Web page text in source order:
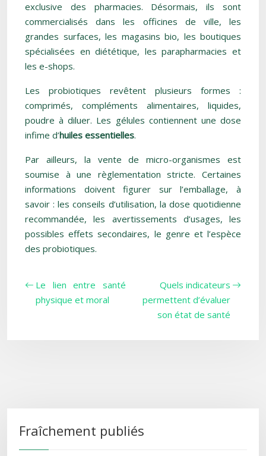
exclusive des pharmacies. Désormais, ils sont
commercialisés dans les officines de ville, les
grandes surfaces, les magasins bio, les boutiques
spécialisées en diététique, les parapharmacies et
les e-shops.
Les probiotiques revêtent plusieurs formes :
comprimés, compléments alimentaires, liquides,
poudre à diluer. Les gélules contiennent une dose
infime d’huiles essentielles.
Par ailleurs, la vente de micro-organismes est
soumise à une règlementation stricte. Certaines
informations doivent figurer sur l’emballage, à
savoir : les conseils d’utilisation, la dose quotidienne
recommandée, les avertissements d’usages, les
possibles effets secondaires, le genre et l’espèce
des probiotiques.
Le lien entre santé
physique et moral
Quels indicateurs
permettent d’évaluer
son état de santé
Fraîchement publiés